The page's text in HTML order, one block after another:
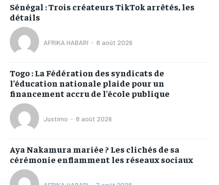
Sénégal : Trois créateurs TikTok arrêtés, les
détails
AFRIKA HABARI - 8 août 2026
Togo : La Fédération des syndicats de
l’éducation nationale plaide pour un
financement accru de l’école publique
Justimo - 8 août 2026
Aya Nakamura mariée ? Les clichés de sa
cérémonie enflamment les réseaux sociaux